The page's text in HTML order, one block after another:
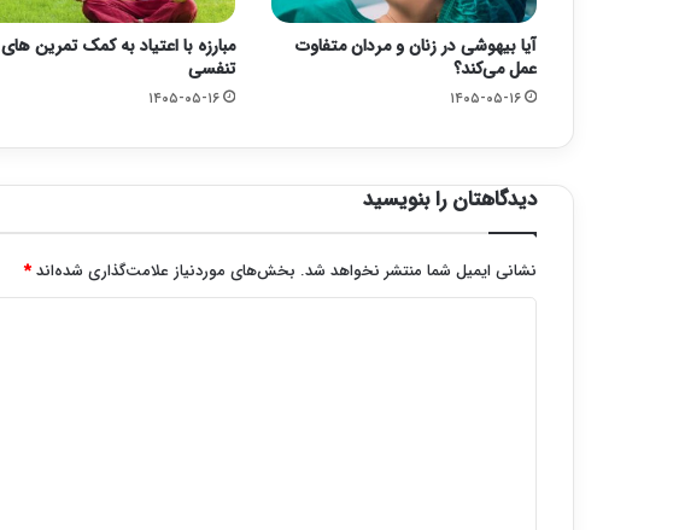
آیا بیهوشی در زنان و مردان متفاوت
عمل می‌کند؟
۱۴۰۵-۰۵-۱۶
مبارزه با اعتیاد به کمک تمرین های
تنفسی
۱۴۰۵-۰۵-۱۶
دیدگاهتان را بنویسید
نشانی ایمیل شما منتشر نخواهد شد. بخش‌های موردنیاز علامت‌گذاری شده‌اند*